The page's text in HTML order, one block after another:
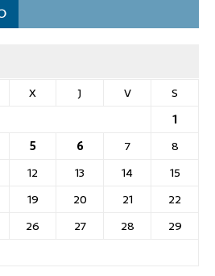
X J V
S
1
5 6 7
8
12 13 14
15
19 20 21
22
26 27 28
29